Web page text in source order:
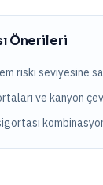
Önerileri
riski seviyesine
ve kanyon